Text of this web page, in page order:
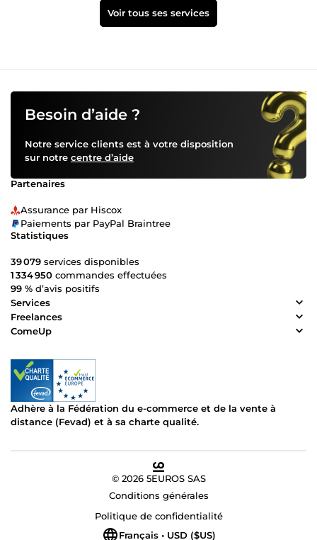
Voir tous ses services
Besoin d’aide ?
Notre service clients est à votre disposition
sur notre centre d’aide
Partenaires
Assurance par Hiscox
Paiements par PayPal Braintree
Statistiques
39 079 services disponibles
1 334 950 commandes effectuées
99 % d’avis positifs
Services
Freelances
ComeUp
Adhère à la Fédération du e-commerce et de la vente à
distance (Fevad) et à sa charte qualité.
© 2026 5EUROS SAS
Conditions générales
Politique de confidentialité
Français • USD ($US)